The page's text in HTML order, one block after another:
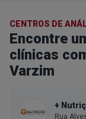
CENTROS DE
Encontre
clínicas
Varzim
+
Rua